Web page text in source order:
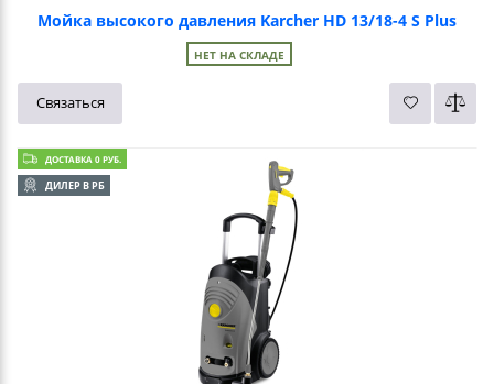
Мойка высокого давления Karcher HD 13/18-4 S Plus
НЕТ НА СКЛАДЕ
Связаться
ДОСТАВКА 0 РУБ.
ДИЛЕР В РБ